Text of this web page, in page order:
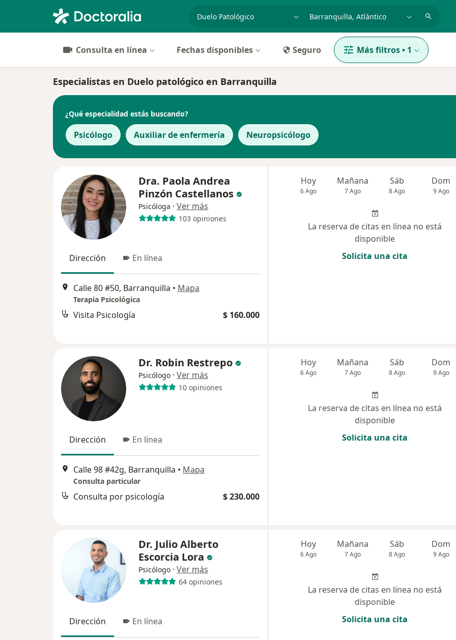
especialidad, enfermedad o nombre
Consulta en línea Fechas disponibles Seguro Más filtros• 1
Especialistas en Duelo patológico en Barranquilla
¿Qué especialidad estás buscando?
Psicólogo Auxiliar de enfermería Neuropsicólogo
Dra. Paola Andrea
Pinzón Castellanos
Psicóloga · Ver más
103 opiniones
Dirección En línea
Calle 80 #50, Barranquilla • Mapa
Terapia Psicológica
Visita Psicología $ 160.000
Hoy
6 Ago
Mañana
7 Ago
Sáb
8 Ago
Dom
9 Ago
La reserva de citas en línea no está
disponible
Solicita una cita
Dr. Robin Restrepo
Psicólogo · Ver más
10 opiniones
Dirección En línea
Calle 98 #42g, Barranquilla • Mapa
Consulta particular
Consulta por psicología $ 230.000
Hoy
6 Ago
Mañana
7 Ago
Sáb
8 Ago
Dom
9 Ago
La reserva de citas en línea no está
disponible
Solicita una cita
Dr. Julio Alberto
Escorcia Lora
Psicólogo · Ver más
64 opiniones
Dirección En línea
Hoy
6 Ago
Mañana
7 Ago
Sáb
8 Ago
Dom
9 Ago
La reserva de citas en línea no está
disponible
Solicita una cita